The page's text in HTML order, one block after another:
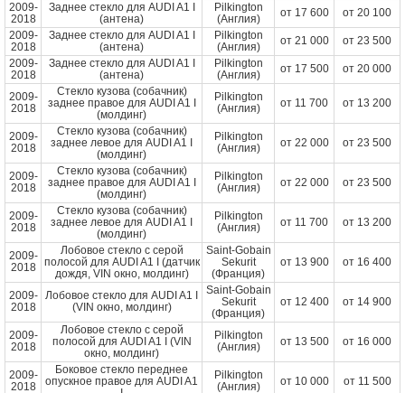
2009-
2018
Заднее стекло для AUDI A1 I
(антена)
Pilkington
(Англия)
от 17 600 от 20 100
2009-
2018
Заднее стекло для AUDI A1 I
(антена)
Pilkington
(Англия)
от 21 000 от 23 500
2009-
2018
Заднее стекло для AUDI A1 I
(антена)
Pilkington
(Англия)
от 17 500 от 20 000
2009-
2018
Стекло кузова (собачник)
заднее правое для AUDI A1 I
(молдинг)
Pilkington
(Англия)
от 11 700 от 13 200
2009-
2018
Стекло кузова (собачник)
заднее левое для AUDI A1 I
(молдинг)
Pilkington
(Англия)
от 22 000 от 23 500
2009-
2018
Стекло кузова (собачник)
заднее правое для AUDI A1 I
(молдинг)
Pilkington
(Англия)
от 22 000 от 23 500
2009-
2018
Стекло кузова (собачник)
заднее левое для AUDI A1 I
(молдинг)
Pilkington
(Англия)
от 11 700 от 13 200
2009-
2018
Лобовое стекло с серой
полосой для AUDI A1 I (датчик
дождя, VIN окно, молдинг)
Saint-Gobain
Sekurit
(Франция)
от 13 900 от 16 400
2009-
2018
Лобовое стекло для AUDI A1 I
(VIN окно, молдинг)
Saint-Gobain
Sekurit
(Франция)
от 12 400 от 14 900
2009-
2018
Лобовое стекло с серой
полосой для AUDI A1 I (VIN
окно, молдинг)
Pilkington
(Англия)
от 13 500 от 16 000
2009-
2018
Боковое стекло переднее
опускное правое для AUDI A1
Pilkington
(Англия)
от 10 000 от 11 500